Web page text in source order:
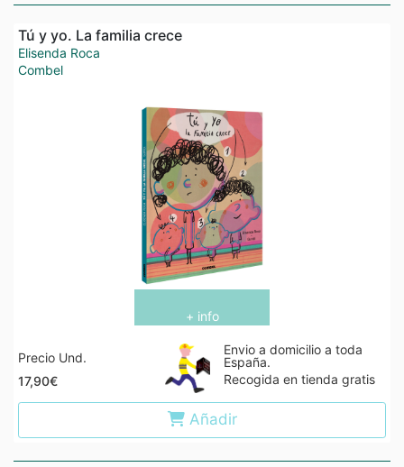
Tú y yo. La familia crece
Elisenda Roca
Combel
+ info
Precio Und.
17,90€
Envio a domicilio a toda
España.
Recogida en tienda gratis
Añadir